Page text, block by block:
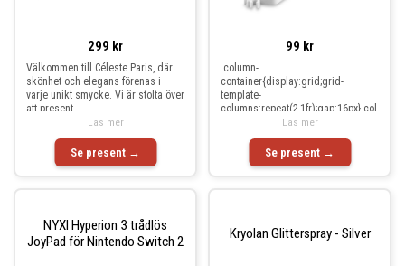
299 kr
Välkommen till Céleste Paris, där
skönhet och elegans förenas i
varje unikt smycke. Vi är stolta över
att present
Se present →
Läs mer
99 kr
.column-
container{display:grid;grid-
template-
columns:repeat(2,1fr);gap:16px}.col
umn-container-3{display:grid;grid-
Se present →
Läs mer
NYXI Hyperion 3 trådlös
JoyPad för Nintendo Switch 2
Kryolan Glitterspray - Silver